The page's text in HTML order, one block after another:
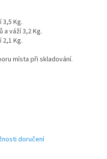
doručení
Kg.
a váží 3,2 Kg.
2,1 Kg.
místa při skladování.